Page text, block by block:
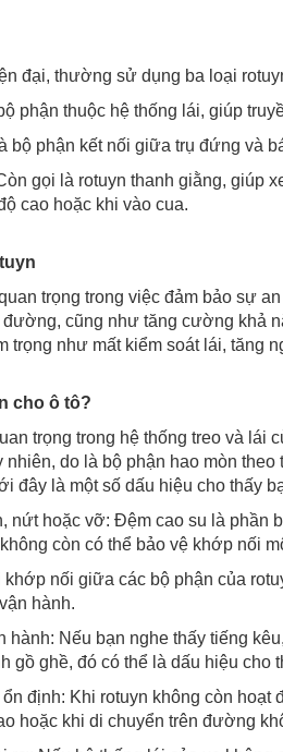
đại, thường sử dụng ba loại
phận thuộc hệ thống lái, giúp
bộ phận kết nối giữa trụ đứng và
gọi là rotuyn thanh giằng, giúp
cao hoặc khi vào cua.
trọng trong việc đảm bảo sự
cũng như tăng cường khả
trọng như mất kiểm soát lái, tăng
cho ô tô?
trọng trong hệ thống treo và
nhiên, do là bộ phận hao mòn
đây là một số dấu hiệu cho thấy
nứt hoặc vỡ: Đệm cao su là phần
còn có thể bảo vệ khớp nối
nối giữa các bộ phận của
hành.
hành: Nếu bạn nghe thấy tiếng
gồ ghề, đó có thể là dấu hiệu
định: Khi rotuyn không còn hoạt
hoặc khi di chuyển trên đường